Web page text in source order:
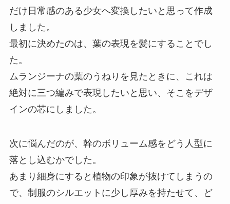
だけ日常感のある少女へ変換したいと思って作成
しました。
最初に決めたのは、葉の表現を髪にすることでし
た。
ムランジーナの葉のうねりを見たときに、これは
絶対に三つ編みで表現したいと思い、そこをデザ
インの芯にしました。
次に悩んだのが、幹のボリューム感をどう人型に
落とし込むかでした。
あまり細身にすると植物の印象が抜けてしまうの
で、制服のシルエットに少し厚みを持たせて、ど